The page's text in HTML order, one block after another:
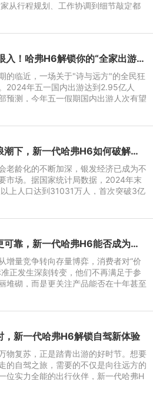
从行程规划、工作协调到细节敲定都
随着自驾游成为越来越多家庭的出行选
10万内闭眼入！哈弗H6解锁你的“全家出游神器”
的临近，一场关于"诗与远方"的全民狂
2024年五一国内出游达到2.95亿人
预测，今年五一假期国内出游人次有望
消费升级与品质需求的双重驱动下，
银发经济浪潮下，新一代哈弗H6如何破解老年人出行难题？
老龄化的不断加深，银发经济已成为不
市场。据国家统计局数据，2024年末
上人口达到31031万人，首次突破3亿
色浪潮"中，汽车产业面临前所未有的
大空间，更可靠，新一代哈弗H6能否成为广大车主的白月光？
增量竞争转向存量博弈，消费者对“价
正发生深刻转变，他们不再满足于参
堆砌，而是更关注产品能否在十年甚至
度上，持续兑现“高性价比”承诺。作为
，新一代哈弗H6解锁自驾新体验
物复苏，正是踏青出游的好时节。想要
的自驾之旅，需要的不仅是向往远方的
位实力全能的出行伙伴，新一代哈弗H
力、超低油耗、智能科技和全面安全